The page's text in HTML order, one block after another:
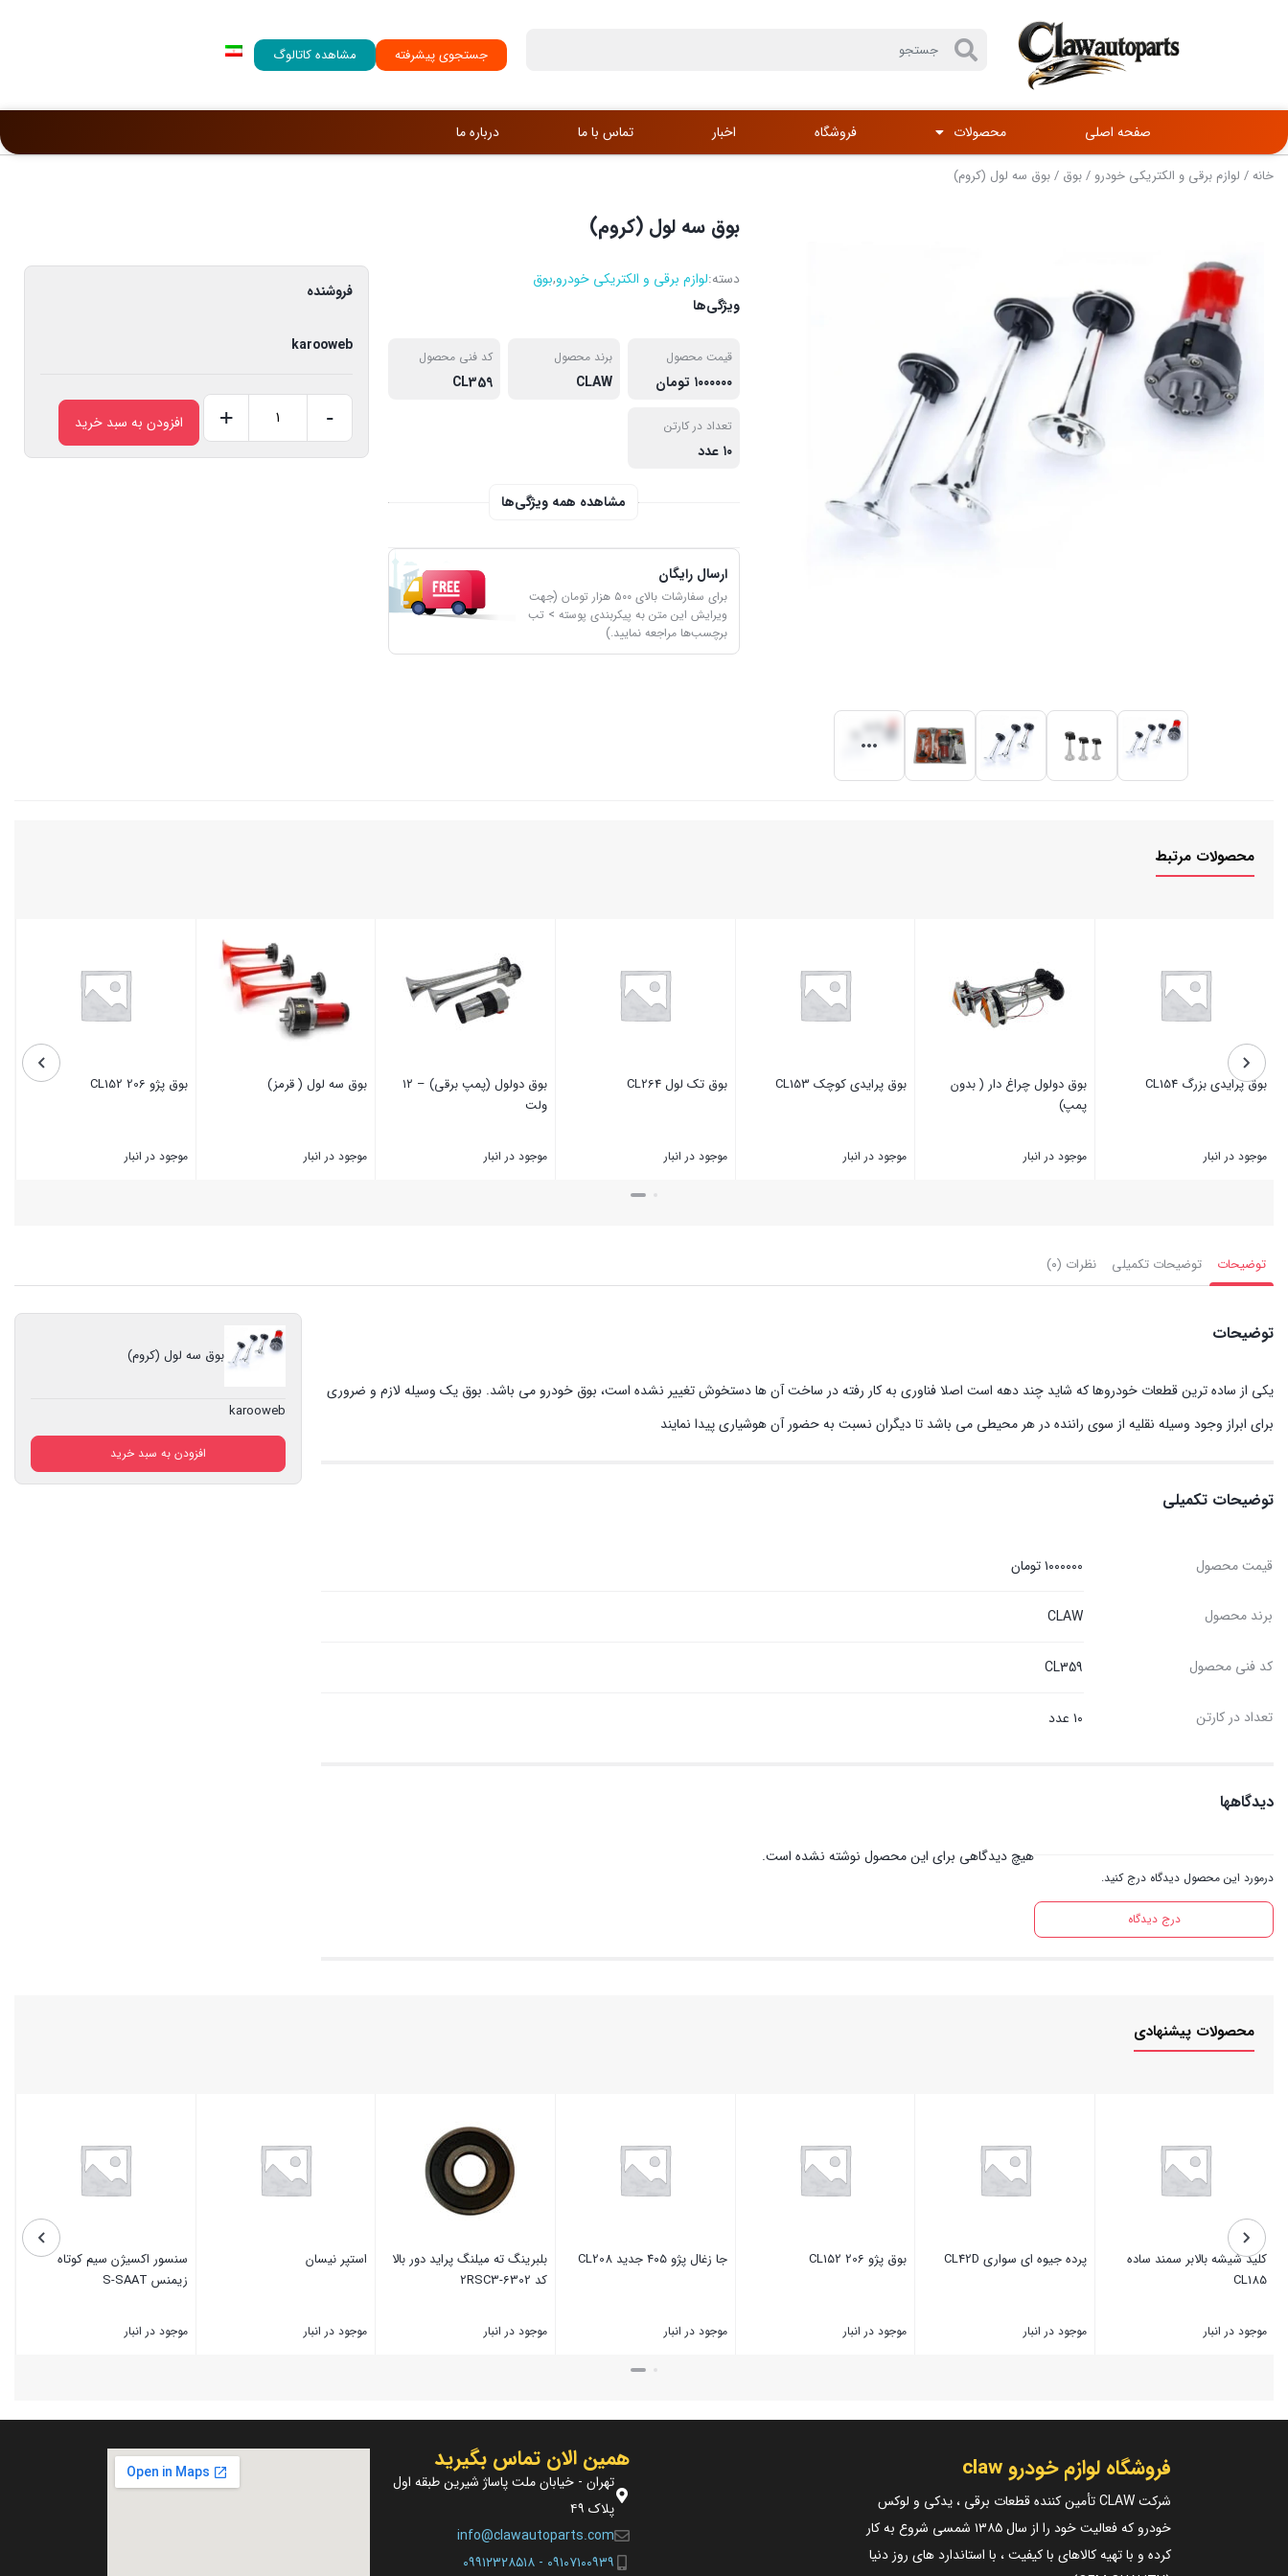
جستجوی پیشرفته مشاهده کاتالوگ
صفحه اصلی محصولات فروشگاه اخبار تماس با ما درباره ما
خانه/ لوازم برقی و الکتریکی خودرو /بوق / بوق سه لول (کروم)‌
بوق سه لول (کروم)‌
دسته:لوازم برقی و الکتریکی خودرو,بوق
ویژگی‌ها
قیمت محصول
۱۰۰۰۰۰۰ تومان
برند محصول
CLAW
کد فنی محصول
CL359
تعداد در کارتن
۱۰ عدد
مشاهده همه ویژگی‌ها
ارسال رایگان
برای سفارشات بالای ۵۰۰ هزار تومان (جهت
ویرایش این متن به پیکربندی پوسته > تب
برچسب‌ها مراجعه نمایید.)
فروشنده
karooweb
-
+ افزودن به سبد خرید
محصولات مرتبط
بوق پرایدی بزرگ CL154
موجود در انبار
بوق دولول چراغ دار ( بدون
پمپ)
موجود در انبار
بوق پرایدی کوچک CL153
موجود در انبار
بوق تک لول CL264
موجود در انبار
بوق دولول (پمپ برقی) – ۱۲
ولت
موجود در انبار
بوق سه لول ( قرمز)
موجود در انبار
بوق پژو 206 CL152
موجود در انبار
توضیحات توضیحات تکمیلی نظرات (۰)
توضیحات
یکی از ساده ترین قطعات خودروها که شاید چند دهه است اصلا فناوری به کار رفته در ساخت آن ها دستخوش تغییر نشده است، بوق خودرو می باشد. بوق یک وسیله لازم و ضروری
برای ابراز وجود وسیله نقلیه از سوی راننده در هر محیطی می باشد تا دیگران نسبت به حضور آن هوشیاری پیدا نمایند
توضیحات تکمیلی
قیمت محصول ۱۰۰۰۰۰۰ تومان
برند محصول CLAW
کد فنی محصول CL359
تعداد در کارتن ۱۰ عدد
دیدگاهها
درمورد این محصول دیدگاه درج کنید.
درج دیدگاه
هیچ دیدگاهی برای این محصول نوشته نشده است.
بوق سه لول (کروم)‌
karooweb
افزودن به سبد خرید
محصولات پیشنهادی
کلید شیشه بالابر سمند ساده
CL185
موجود در انبار
پرده جیوه ای سواری CL42D
موجود در انبار
بوق پژو 206 CL152
موجود در انبار
جا زغال پژو ۴۰۵ جدید CL208
موجود در انبار
بلبرینگ ته میلنگ پراید دور بالا
کد 6302-2RSC3
موجود در انبار
استپر نیسان
موجود در انبار
سنسور اکسیژن سیم کوتاه
زیمنس S-SAAT
موجود در انبار
فروشگاه لوازم خودرو claw
شرکت CLAW تأمین کننده قطعات برقی ، یدکی و لوکس
خودرو که فعالیت خود را از سال ۱۳۸۵ شمسی شروع به کار
کرده و با تهیه کالاهای با کیفیت ، با استاندارد های روز دنیا
همین الان تماس بگیرید
تهران - خیابان ملت پاساژ شیرین طبقه اول
پلاک ۴۹
info@clawautoparts.com
۰۹۱۰۷۱۰۰۹۳۹ - ۰۹۹۱۲۳۲۸۵۱۸